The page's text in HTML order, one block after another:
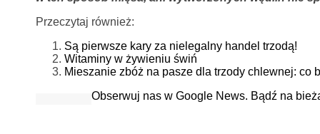
Przeczytaj również:
Są pierwsze kary za nielegalny handel trzodą!
Witaminy w żywieniu świń
Mieszanie zbóż na pasze dla trzody chlewnej: co
Obserwuj nas w Google News. Bądź na